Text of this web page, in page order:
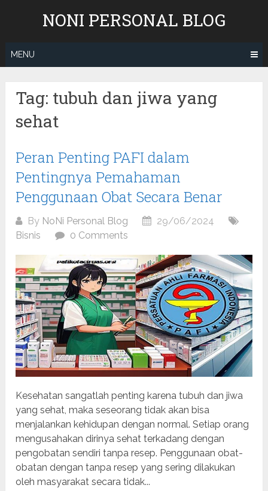
NONI PERSONAL BLOG
MENU
Tag: tubuh dan jiwa yang
sehat
Peran Penting PAFI dalam
Pentingnya Pemahaman
Penggunaan Obat Secara Benar
By NoNi Personal Blog
29/06/2024
Bisnis
0 Comments
Kesehatan sangatlah penting karena tubuh dan jiwa
yang sehat, maka seseorang tidak akan bisa
menjalankan kehidupan dengan normal. Setiap orang
mengusahakan dirinya sehat terkadang dengan
pengobatan sendiri tanpa resep. Penggunaan obat-
obatan dengan tanpa resep yang sering dilakukan
oleh masyarakat secara tidak...